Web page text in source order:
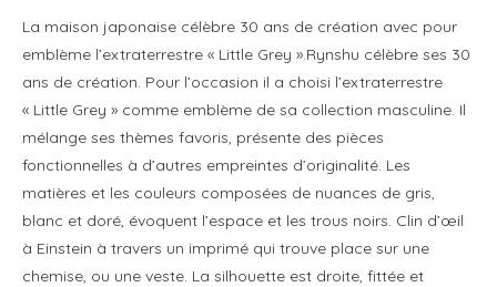
La maison japonaise célèbre 30 ans de création avec pour
emblème l’extraterrestre « Little Grey ».Rynshu célèbre ses 30
ans de création. Pour l’occasion il a choisi l’extraterrestre
« Little Grey » comme emblème de sa collection masculine. Il
mélange ses thèmes favoris, présente des pièces
fonctionnelles à d’autres empreintes d’originalité. Les
matières et les couleurs composées de nuances de gris,
blanc et doré, évoquent l’espace et les trous noirs. Clin d’œil
à Einstein à travers un imprimé qui trouve place sur une
chemise, ou une veste. La silhouette est droite, fittée et